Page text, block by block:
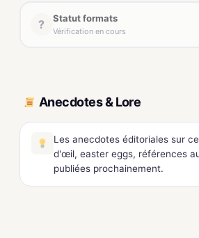
? Statut formats
Vérification en cours
Anecdotes & Lore
Les anecdotes éditoriales sur
d'œil, easter eggs, références
publiées prochainement.